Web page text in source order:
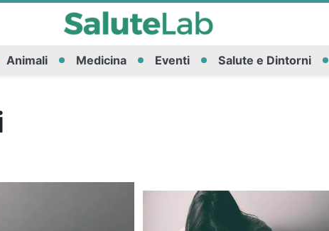
Animali Medicina Eventi Salute e Dintorni